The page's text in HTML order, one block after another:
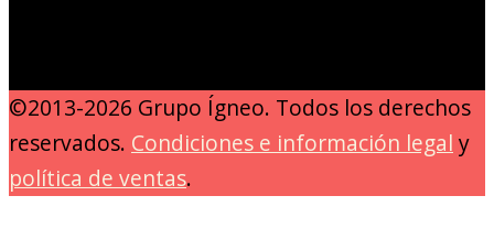
©2013-2026 Grupo Ígneo. Todos los derechos
reservados. Condiciones e información legal y
política de ventas.